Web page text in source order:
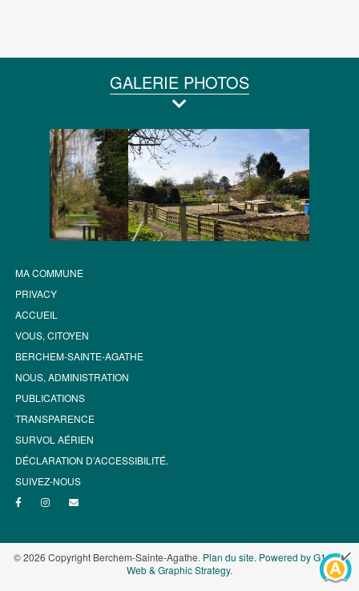
GALERIE PHOTOS
MA COMMUNE
PRIVACY
ACCUEIL
VOUS, CITOYEN
BERCHEM-SAINTE-AGATHE
NOUS, ADMINISTRATION
PUBLICATIONS
TRANSPARENCE
SURVOL AÉRIEN
DÉCLARATION D’ACCESSIBILITÉ.
SUIVEZ-NOUS
© 2026 Copyright Berchem-Sainte-Agathe. Plan du site. Powered by G1.be -
Web & Graphic Strategy.